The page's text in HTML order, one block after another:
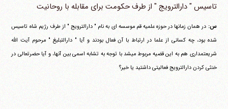
تاسیس " دارالترویج " از طرف حکومت برای مقابله با روحانیت
س: در همان زمانها در حوزه علمیه قم موسسه ای به نام " دارالترویج " از طرف رژیم شاه تاسیس
شده بود، چه کسانی از علما در ارتباط با آن فعال بودند و آیا " دارالتبلیغ " مرحوم آیت الله
شریعتمداری هم به این قضیه مربوط می‎شد با توجه به تشابه اسمی بین آنها، و آیا حضرتعالی در
خنثی کردن دارالترویج فعالیتی داشتید یا خیر؟